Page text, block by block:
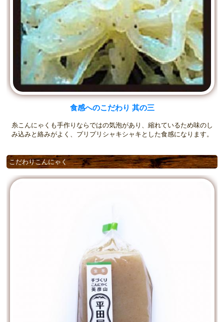
食感へのこだわり 其の三
糸こんにゃくも手作りならではの気泡があり、縮れているため味のし
み込みと絡みがよく、プリプリシャキシャキとした食感になります。
こだわりこんにゃく